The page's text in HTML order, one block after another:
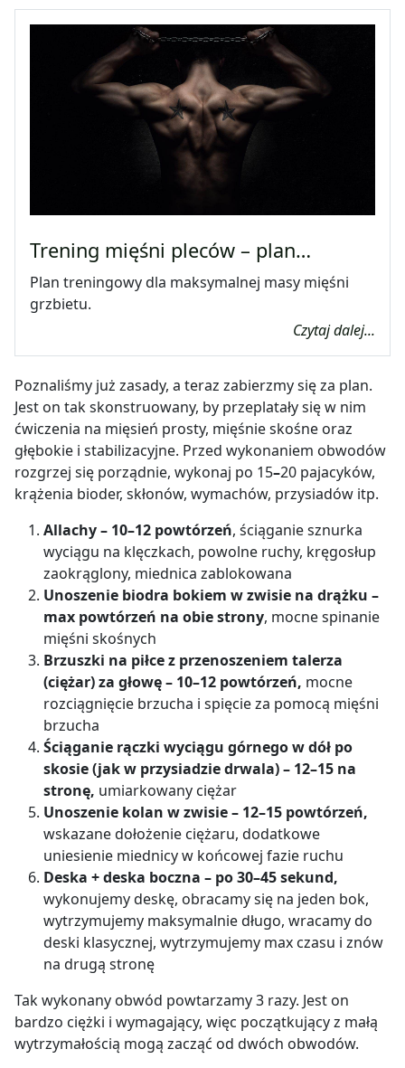
Trening mięśni pleców – plan…
Plan treningowy dla maksymalnej masy mięśni
grzbietu.
Czytaj dalej...
Poznaliśmy już zasady, a teraz zabierzmy się za plan.
Jest on tak skonstruowany, by przeplatały się w nim
ćwiczenia na mięsień prosty, mięśnie skośne oraz
głębokie i stabilizacyjne. Przed wykonaniem obwodów
rozgrzej się porządnie, wykonaj po 15–20 pajacyków,
krążenia bioder, skłonów, wymachów, przysiadów itp.
Allachy – 10–12 powtórzeń, ściąganie sznurka
wyciągu na klęczkach, powolne ruchy, kręgosłup
zaokrąglony, miednica zablokowana
Unoszenie biodra bokiem w zwisie na drążku –
max powtórzeń na obie strony, mocne spinanie
mięśni skośnych
Brzuszki na piłce z przenoszeniem talerza
(ciężar) za głowę – 10–12 powtórzeń, mocne
rozciągnięcie brzucha i spięcie za pomocą mięśni
brzucha
Ściąganie rączki wyciągu górnego w dół po
skosie (jak w przysiadzie drwala) – 12–15 na
stronę, umiarkowany ciężar
Unoszenie kolan w zwisie – 12–15 powtórzeń,
wskazane dołożenie ciężaru, dodatkowe
uniesienie miednicy w końcowej fazie ruchu
Deska + deska boczna – po 30–45 sekund,
wykonujemy deskę, obracamy się na jeden bok,
wytrzymujemy maksymalnie długo, wracamy do
deski klasycznej, wytrzymujemy max czasu i znów
na drugą stronę
Tak wykonany obwód powtarzamy 3 razy. Jest on
bardzo ciężki i wymagający, więc początkujący z małą
wytrzymałością mogą zacząć od dwóch obwodów.